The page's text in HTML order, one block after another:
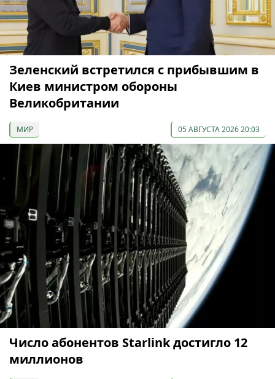
Зеленский встретился с прибывшим в
Киев министром обороны
Великобритании
МИР 05 АВГУСТА 2026 20:03
Число абонентов Starlink достигло 12
миллионов